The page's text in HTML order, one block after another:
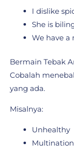
I dislike
She is
We have a
Bermain Tebak
Cobalah
yang ada.
Misalnya:
Unhealthy